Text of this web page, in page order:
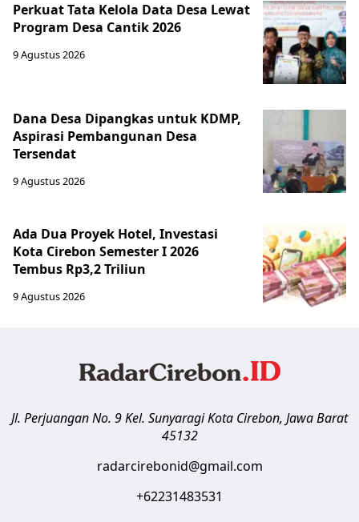
Perkuat Tata Kelola Data Desa Lewat
Program Desa Cantik 2026
9 Agustus 2026
Dana Desa Dipangkas untuk KDMP,
Aspirasi Pembangunan Desa
Tersendat
9 Agustus 2026
Ada Dua Proyek Hotel, Investasi
Kota Cirebon Semester I 2026
Tembus Rp3,2 Triliun
9 Agustus 2026
Jl. Perjuangan No. 9 Kel. SunyaragiKota Cirebon, Jawa Barat
45132
radarcirebonid@gmail.com
+62231483531